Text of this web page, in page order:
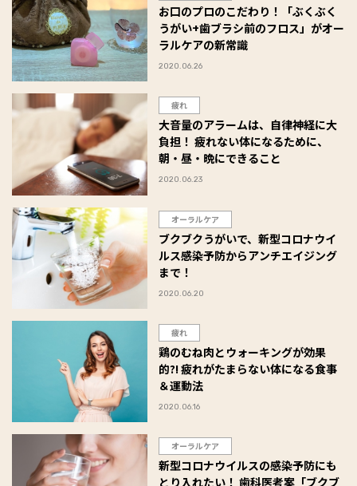
お口のプロのこだわり！「ぶくぶく
うがい+歯ブラシ前のフロス」がオー
ラルケアの新常識
2020.06.26
疲れ
大音量のアラームは、自律神経に大
負担！ 疲れない体になるために、
朝・昼・晩にできること
2020.06.23
オーラルケア
ブクブクうがいで、新型コロナウイ
ルス感染予防からアンチエイジング
まで！
2020.06.20
疲れ
鶏のむね肉とウォーキングが効果
的?! 疲れがたまらない体になる食事
＆運動法
2020.06.16
オーラルケア
新型コロナウイルスの感染予防にも
とり入れたい！ 歯科医考案「ブクブ